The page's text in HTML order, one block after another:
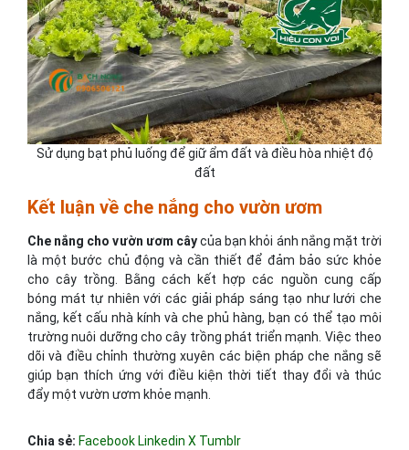
Sử dụng bạt phủ luống để giữ ẩm đất và điều hòa nhiệt độ
đất
Kết luận về che nắng cho vườn ươm
Che nắng cho vườn ươm câycủa bạn khỏi ánh nắng mặt trời
là một bước chủ động và cần thiết để đảm bảo sức khỏe
cho cây trồng. Bằng cách kết hợp các nguồn cung cấp
bóng mát tự nhiên với các giải pháp sáng tạo như lưới che
nắng, kết cấu nhà kính và che phủ hàng, bạn có thể tạo môi
trường nuôi dưỡng cho cây trồng phát triển mạnh. Việc theo
dõi và điều chỉnh thường xuyên các biện pháp che nắng sẽ
giúp bạn thích ứng với điều kiện thời tiết thay đổi và thúc
đẩy một vườn ươm khỏe mạnh.
Chia sẻ: Facebook Linkedin X Tumblr